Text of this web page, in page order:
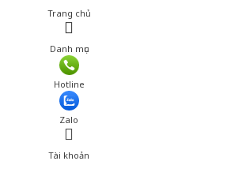
Trang chủ
Danh mục
Hotline
Zalo
Tài khoản